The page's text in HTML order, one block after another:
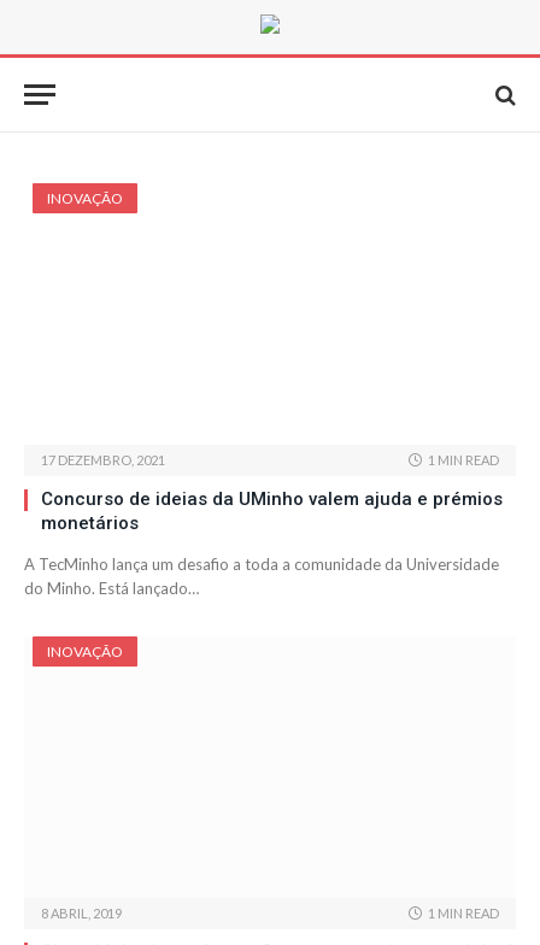
INOVAÇÃO
17 DEZEMBRO, 2021 1 MIN READ
Concurso de ideias da UMinho valem ajuda e prémios
monetários
A TecMinho lança um desafio a toda a comunidade da Universidade
do Minho. Está lançado…
INOVAÇÃO
8 ABRIL, 2019 1 MIN READ